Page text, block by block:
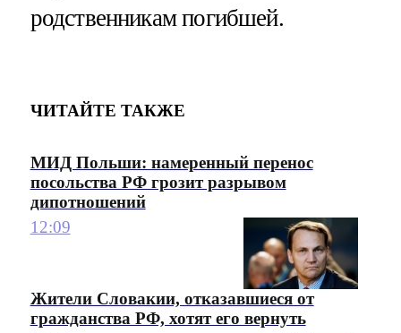
родственникам погибшей.
ЧИТАЙТЕ ТАКЖЕ
МИД Польши: намеренный перенос
посольства РФ грозит разрывом
дипотношений
12:09
Жители Словакии, отказавшиеся от
гражданства РФ, хотят его вернуть